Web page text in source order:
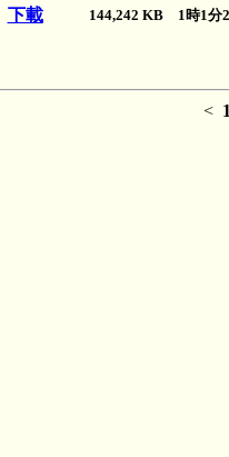
下載
144,242 KB 1時1
<